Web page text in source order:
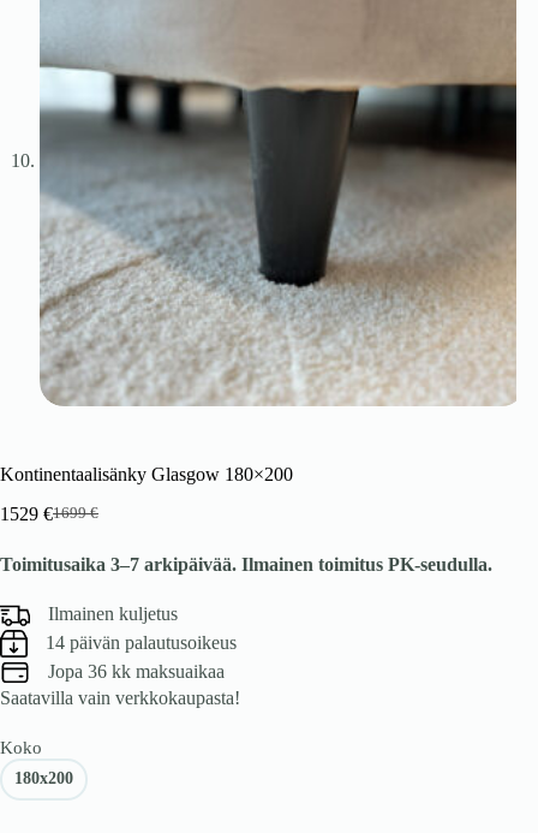
Kontinentaalisänky Glasgow 180×200
1699€
Alkuperäinen
oli:
1529 €Nykyinen
on:
Toimitusaika 3–7 arkipäivää. Ilmainen toimitus PK-seudulla.
Ilmainen kuljetus
14 päivän palautusoikeus
Jopa 36 kk maksuaikaa
Saatavilla vain verkkokaupasta!
Koko
180x200